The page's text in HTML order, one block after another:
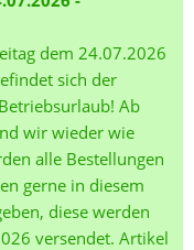
dem 24.07.2026
sich der
Ab
wir wieder wie
alle Bestellungen
gerne in diesem
diese werden
versendet. Artikel